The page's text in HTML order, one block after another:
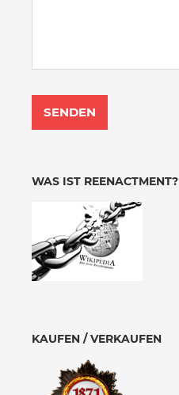
WAS IST REENACTMENT?
KAUFEN / VERKAUFEN